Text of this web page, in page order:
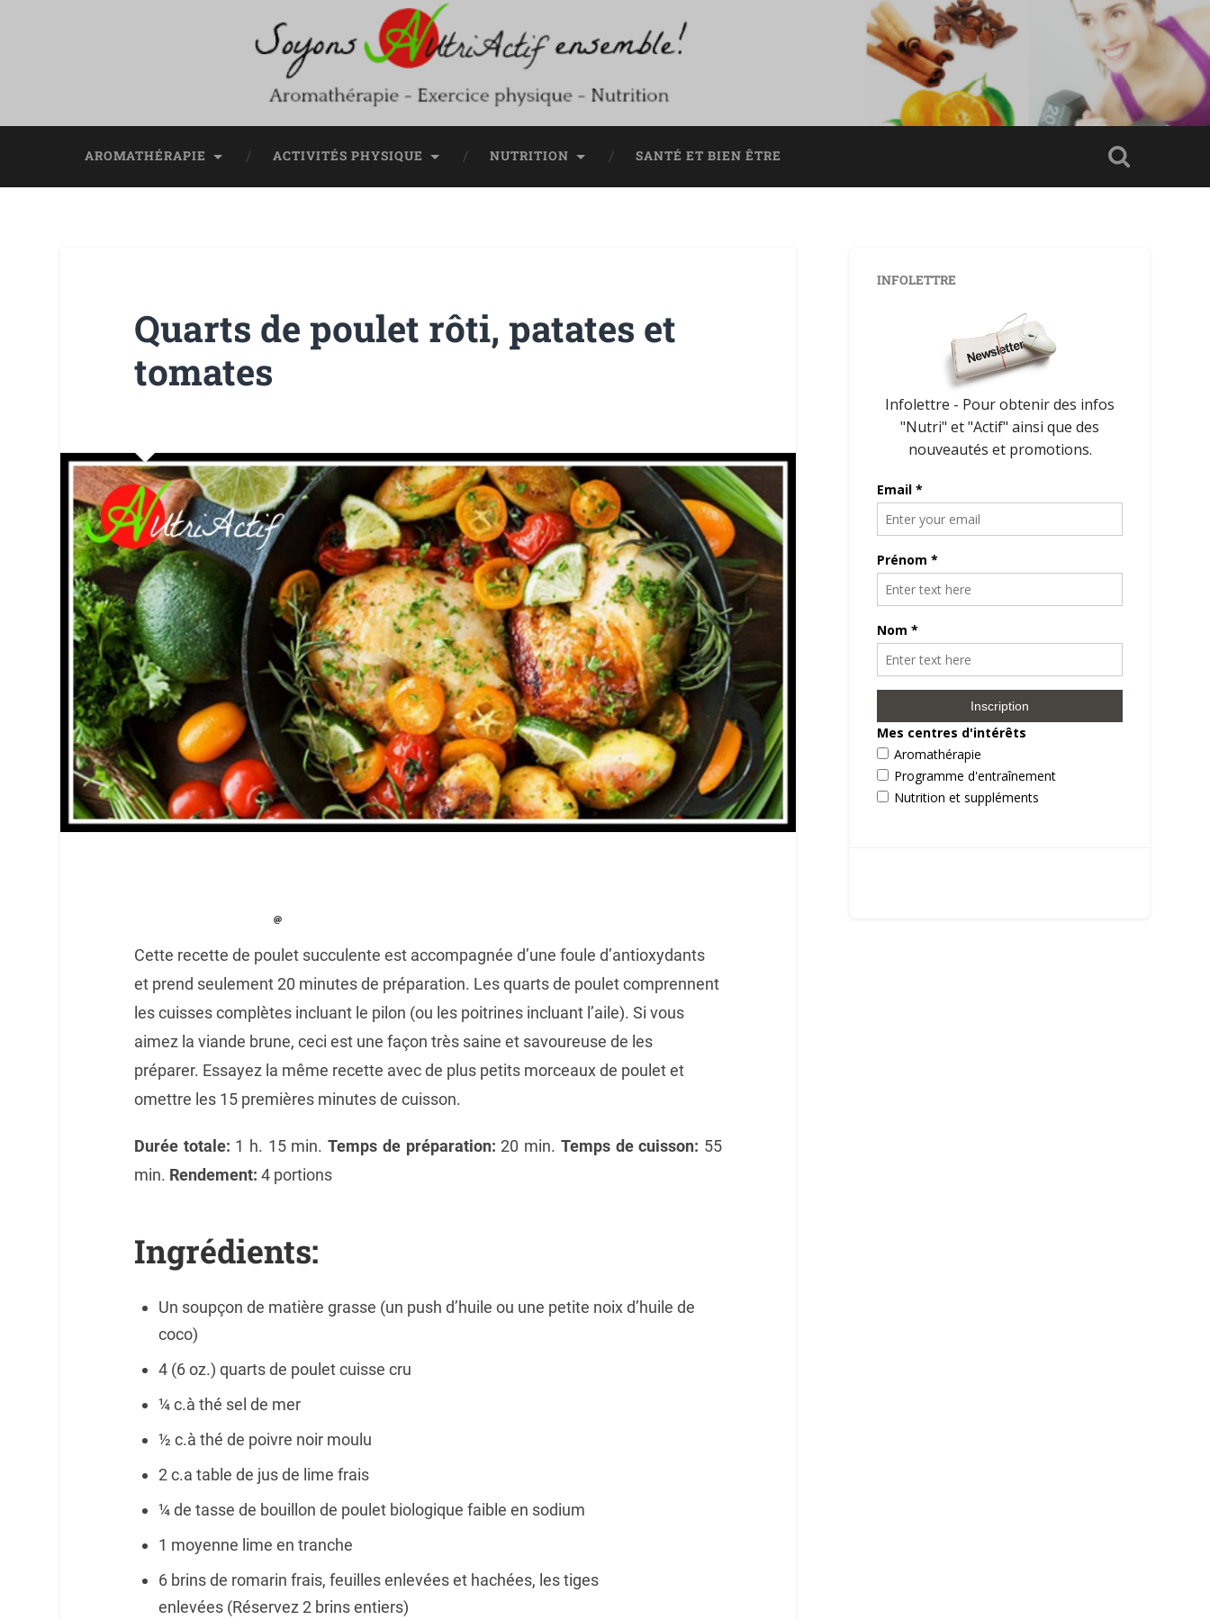
AROMATHÉRAPIE ACTIVITÉS PHYSIQUE NUTRITION SANTÉ ET BIEN ÊTRE
Quarts de poulet rôti, patates et
tomates
Cette recette de poulet succulente est accompagnée d’une foule d’antioxydants
et prend seulement 20 minutes de préparation. Les quarts de poulet comprennent
les cuisses complètes incluant le pilon (ou les poitrines incluant l’aile). Si vous
aimez la viande brune, ceci est une façon très saine et savoureuse de les
préparer. Essayez la même recette avec de plus petits morceaux de poulet et
omettre les 15 premières minutes de cuisson.
Durée totale: 1 h. 15 min.Temps de préparation: 20 min. Temps de cuisson: 55
min. Rendement: 4 portions
Ingrédients:
Un soupçon de matière grasse (un push d’huile ou une petite noix d’huile de
coco)
4 (6 oz.) quarts de poulet cuisse cru
¼ c.à thé sel de mer
½ c.à thé de poivre noir moulu
2 c.a table de jus de lime frais
¼ de tasse de bouillon de poulet biologique faible en sodium
1 moyenne lime en tranche
6 brins de romarin frais, feuilles enlevées et hachées, les tiges
enlevées (Réservez 2 brins entiers)
INFOLETTRE